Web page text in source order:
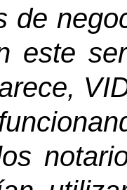
de
este